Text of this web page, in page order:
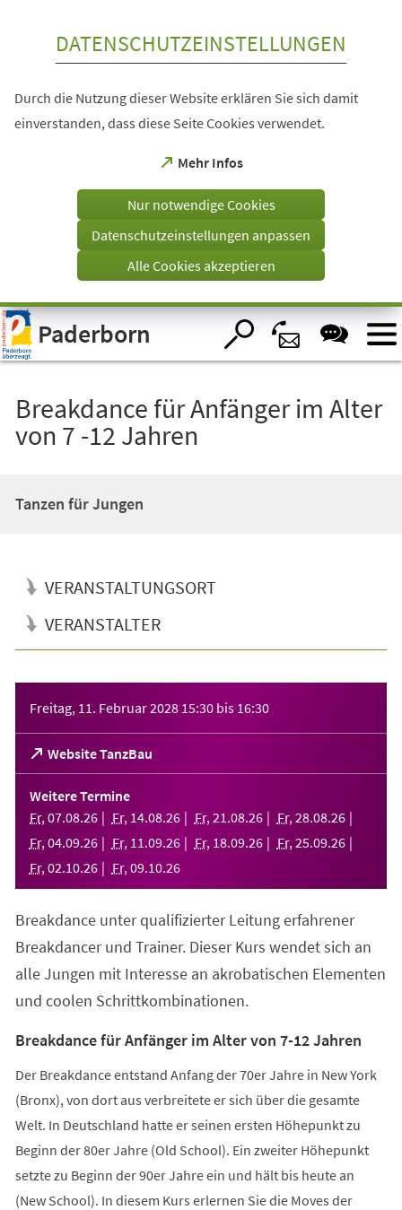
Visuelle
Assistenzsoftware
öffnen.
DATENSCHUTZEINSTELLUNGEN
Durch die Nutzung dieser Website erklären Sie sich damit
einverstanden, dass diese Seite Cookies verwendet.
Mehr Infos
(Öffnet
einem
Tab)
Nur notwendige Cookies
Datenschutzeinstellungen anpassen
Alle Cookies akzeptieren
Paderborn
Breakdance für Anfänger im Alter
von 7 -12 Jahren
Tanzen für Jungen
VERANSTALTUNGSORT
VERANSTALTER
Freitag, 11. Februar 2028 15:30 bis 16:30
Website TanzBau
(Öffnet
in
einem
neuen
Tab)
Weitere Termine
Fr, 07.08.26 Fr, 14.08.26 Fr, 21 .08.26 Fr, 28.08.26
Fr, 04.09.26 Fr, 11 .09.26 Fr, 18.09.26 Fr, 25.09.26
Fr, 02.10.26 Fr, 09.10.26
Breakdance unter qualifizierter Leitung erfahrener
Breakdancer und Trainer. Dieser Kurs wendet sich an
alle Jungen mit Interesse an akrobatischen Elementen
und coolen Schrittkombinationen.
Breakdance für Anfänger im Alter von 7-12 Jahren
Der Breakdance entstand Anfang der 70er Jahre in New York
(Bronx), von dort aus verbreitete er sich über die gesamte
Welt. In Deutschland hatte er seinen ersten Höhepunkt zu
Beginn der 80er Jahre (Old School). Ein zweiter Höhepunkt
setzte zu Beginn der 90er Jahre ein und hält bis heute an
(New School). In diesem Kurs erlernen Sie die Moves der